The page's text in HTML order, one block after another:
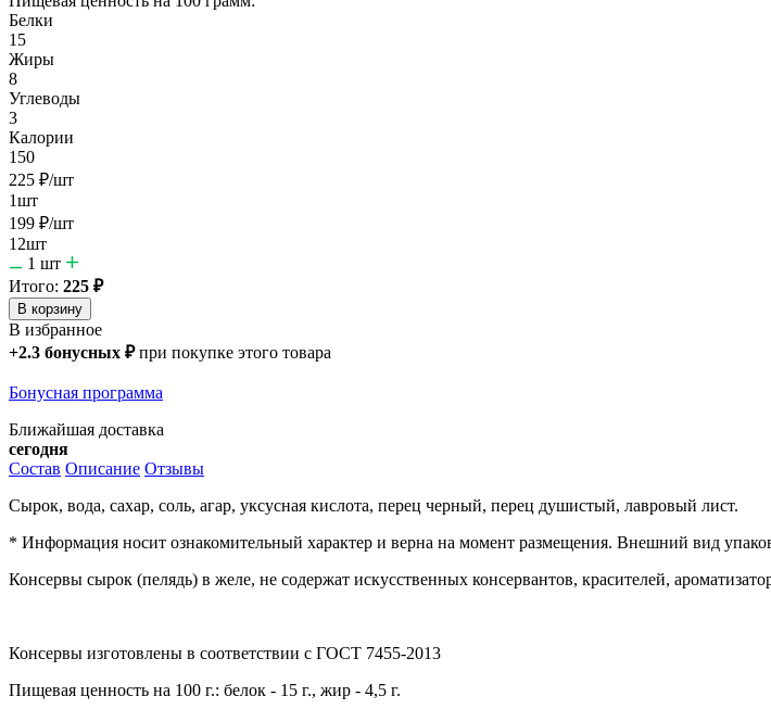
Белки
15
Жиры
8
Углеводы
3
Калории
150
225 ₽/шт
1шт
199 ₽/шт
12шт
1 шт
Итого: 225 ₽
В корзину
В избранное
+2.3 бонусных ₽ при покупке этого товара
Бонусная программа
Ближайшая доставка
сегодня
Состав Описание Отзывы
Сырок, вода, сахар, соль, агар, уксусная кислота, перец черный, перец душистый, лавровый лист.
* Информация носит ознакомительный характер и верна на момент размещения. Внешний вид
Консервы сырок (пелядь) в желе, не содержат искусственных консервантов, красителей,
Консервы изготовлены в соответствии с ГОСТ 7455-2013
Пищевая ценность на 100 г.: белок - 15 г., жир - 4,5 г.